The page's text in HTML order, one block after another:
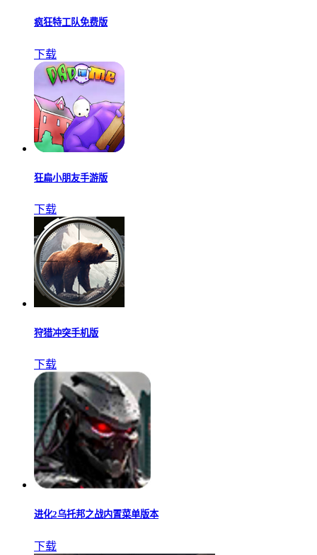
疯狂特工队免费版
下载
狂扁小朋友手游版
下载
狩猎冲突手机版
下载
进化2乌托邦之战内置菜单版本
下载